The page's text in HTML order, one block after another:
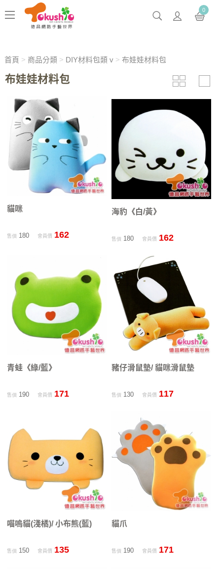
0
首頁 > 商品分類> DIY材料包類 v> 布娃娃材料包
布娃娃材料包
貓咪
售價180 會員價 162
海豹《白/黃》
售價 180 會員價 162
青蛙《綠/藍》
售價190 會員價 171
豬仔滑鼠墊/ 貓咪滑鼠墊
售價 130 會員價 117
喵嗚貓(淺橘)/ 小布熊(藍)
售價150 會員價 135
貓爪
售價 190 會員價 171